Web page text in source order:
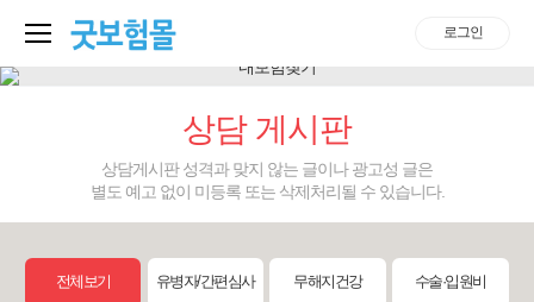
로그인
상담 게시판
상담게시판 성격과 맞지 않는 글이나 광고성 글은
별도 예고 없이 미등록 또는 삭제처리될 수 있습니다.
전체보기 유병자/간편심사 무해지건강 수술·입원비